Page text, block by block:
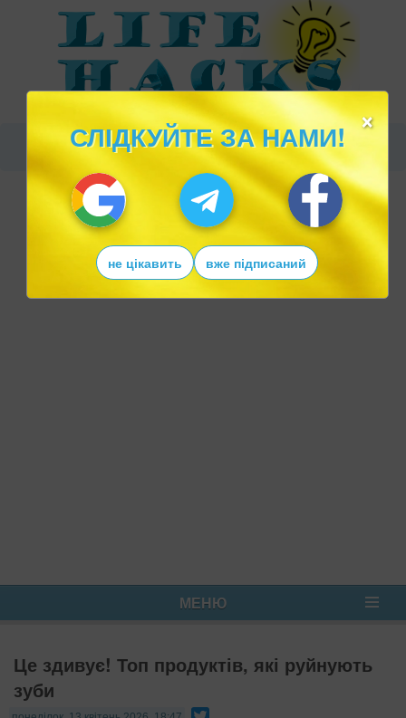
МЕНЮ
Це здивує! Топ продуктів, які руйнують
зуби
×
СЛІДКУЙТЕ ЗА НАМИ!
не цікавить вже підписаний